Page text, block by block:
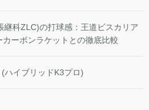
科ZLC)の打球感：王道ビスカリア
ーボンラケットとの徹底比較
ハイブリッドK3プロ)